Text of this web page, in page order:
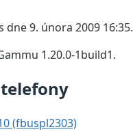
dne 9. února 2009 16:35.
1.20.0-1build1.
(fbuspl2303)